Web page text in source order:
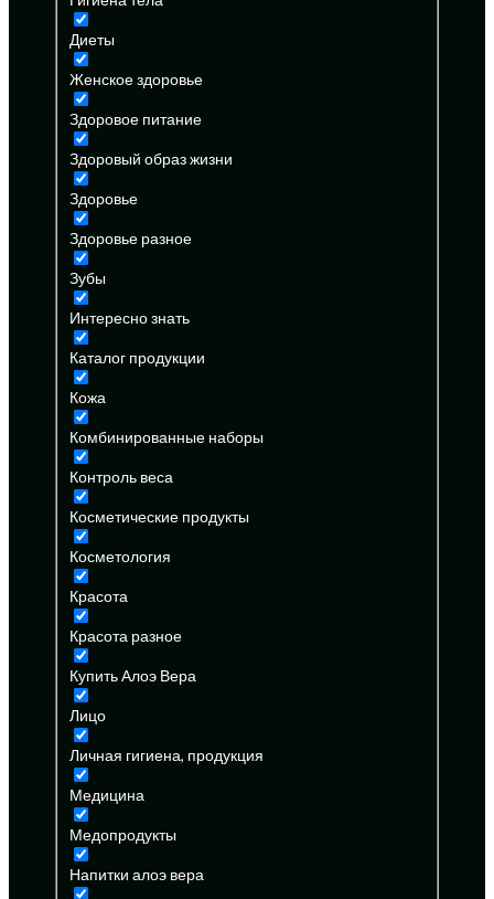
Диеты
Женское здоровье
Здоровое питание
Здоровый образ жизни
Здоровье
Здоровье разное
Зубы
Интересно знать
Каталог продукции
Кожа
Комбинированные наборы
Контроль веса
Косметические продукты
Косметология
Красота
Красота разное
Купить Алоэ Вера
Лицо
Личная гигиена, продукция
Медицина
Медопродукты
Напитки алоэ вера